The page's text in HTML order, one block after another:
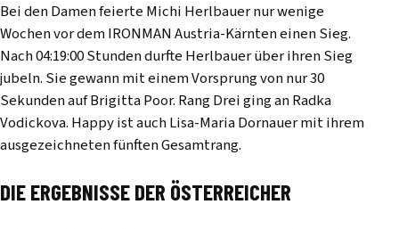
Bei den Damen feierte Michi Herlbauer nur wenige
Wochen vor dem IRONMAN Austria-Kärnten einen Sieg.
Nach 04:19:00 Stunden durfte Herlbauer über ihren Sieg
jubeln. Sie gewann mit einem Vorsprung von nur 30
Sekunden auf Brigitta Poor. Rang Drei ging an Radka
Vodickova. Happy ist auch Lisa-Maria Dornauer mit ihrem
ausgezeichneten fünften Gesamtrang.
DIE ERGEBNISSE DER ÖSTERREICHER